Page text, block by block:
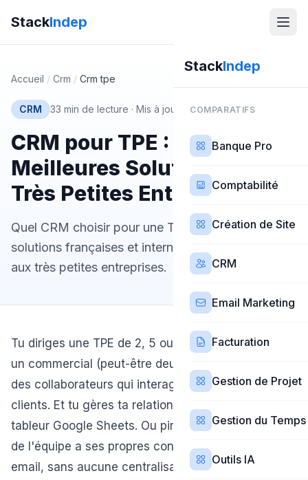
StackIndep
StackIndep
COMPARATIFS
Banque Pro
Comptabilité
Création de Site
CRM
Email Marketing
Facturation
Gestion de Projet
Gestion du Temps
Outils IA
Accueil / Crm / Crm tpe
CRM 33 min de lecture · Mis à jour 26 février 2026
CRM pour TPE : Les
Meilleures Solutions pour
Très Petites Entreprises
Quel CRM choisir pour une TPE ? Comparatif des
solutions françaises et internationales adaptées
aux très petites entreprises.
Tu diriges une TPE de 2, 5 ou 10 personnes. Tu as
un commercial (peut-être deux), une assistante,
des collaborateurs qui interagissent avec les
clients. Et tu gères ta relation client avec... un
tableur Google Sheets. Ou pire : chaque membre
de l'équipe a ses propres contacts dans sa boîte
email, sans aucune centralisation.